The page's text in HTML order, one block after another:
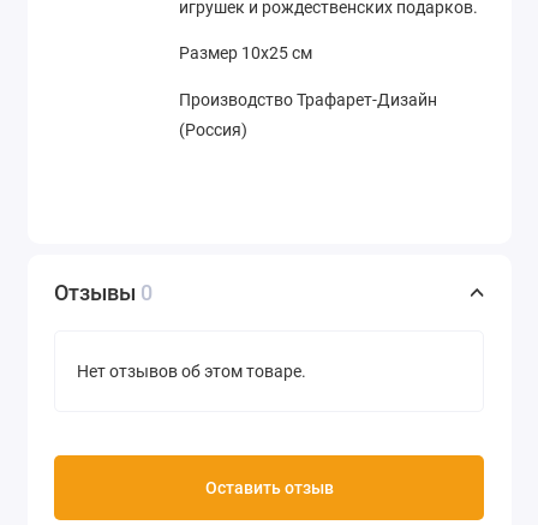
игрушек и рождественских подарков.
Размер 10х25 см
Производство Трафарет-Дизайн
(Россия)
Отзывы 0
Нет отзывов об этом товаре.
Оставить отзыв